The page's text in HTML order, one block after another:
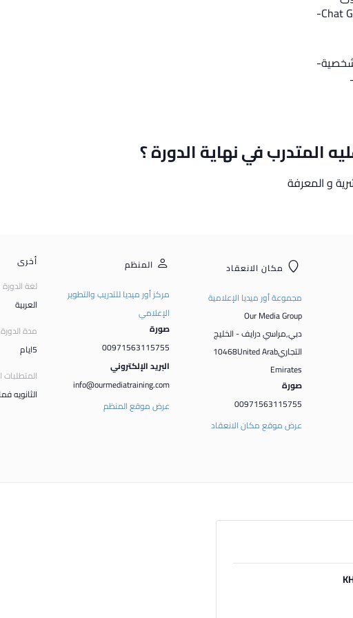
المتدرب في نهاية الدورة ؟
و المعرفة
مكان الانعقاد
مجموعة أور ميديا الإعلامية
Our Media Group
دبي,مراسي درايف - الخليج
التجاري
10468United Arab
Emirates
صورة
00971563115755
عرض موقع مكان الانعقاد
المنظم
مركز أور ميديا للتدريب والتطوير
الإعلامي
صورة
00971563115755
البريد الإلكتروني
info@ourmediatraining.com
عرض موقع المنظم
أخرى
لغة الدورة
العربية
مدة الدورة
5ايام
الثانويه